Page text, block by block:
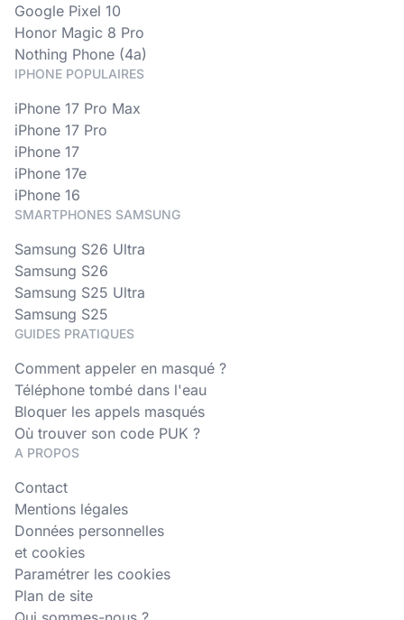
Google Pixel 10
Honor Magic 8 Pro
Nothing Phone (4a)
IPHONE POPULAIRES
iPhone 17 Pro Max
iPhone 17 Pro
iPhone 17
iPhone 17e
iPhone 16
SMARTPHONES SAMSUNG
Samsung S26 Ultra
Samsung S26
Samsung S25 Ultra
Samsung S25
GUIDES PRATIQUES
Comment appeler en masqué ?
Téléphone tombé dans l'eau
Bloquer les appels masqués
Où trouver son code PUK ?
A PROPOS
Contact
Mentions légales
Données personnelles
et cookies
Paramétrer les cookies
Plan de site